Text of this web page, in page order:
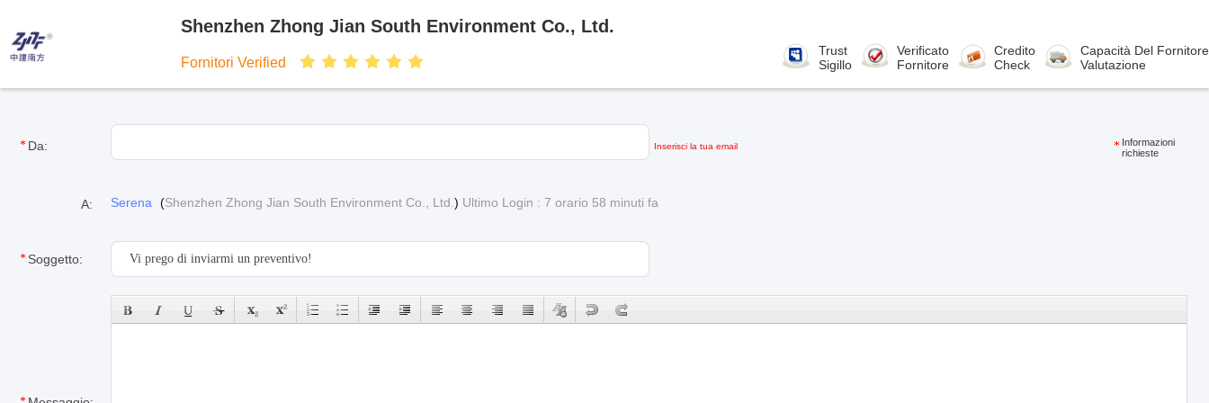
Shenzhen Zhong Jian South Environment Co., Ltd.
Fornitori Verified
Trust
Sigillo
Verificato
Fornitore
Credito
Check
Capacità Del Fornitore
Valutazione
Da: Inserisci la tua email
Informazioni
richieste
A: Serena (Shenzhen Zhong Jian South Environment Co., Ltd.) Ultimo Login : 7 orario 58 minuti fa
Soggetto: